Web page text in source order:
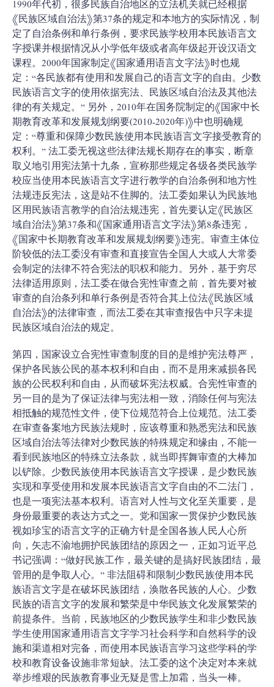
1990年代初，很多民族自治地区的立法机关就已经根据
《民族区域自治法》第37条的规定和本地方的实际情况，制
定了自治条例和单行条例，要求民族学校用本民族语言文
字授课并根据情况从小学低年级或者高年级起开设汉语文
课程。2000年国家制定《国家通用语言文字法》时也规
定：“各民族都有使用和发展自己的语言文字的自由。少数
民族语言文字的使用依据宪法、民族区域自治法及其他法
律的有关规定。” 另外，2010年在国务院制定的《国家中长
期教育改革和发展规划纲要(2010-2020年)》中也明确规
定：“尊重和保障少数民族使用本民族语言文字接受教育的
权利。” 法工委无视这些法律法规长期存在的事实，断章
取义地引用宪法第十九条，宣称那些规定各级各类民族学
校应当使用本民族语言文字进行教学的自治条例和地方性
法规违反宪法，这是站不住脚的。法工委如果认为民族地
区用民族语言教学的自治法规违宪，首先要认定《民族区
域自治法》第37条和《国家通用语言文字法》第8条违宪，
《国家中长期教育改革和发展规划纲要》违宪。审查主体位
阶较低的法工委没有审查和直接宣告全国人大或人大常委
会制定的法律不符合宪法的职权和能力。另外，基于穷尽
法律适用原则，法工委在做合宪性审查之前，首先要对被
审查的自治条列和单行条例是否符合其上位法《民族区域
自治法》的法律审查，而法工委在其审查报告中只字未提
民族区域自治法的规定。
第四，国家设立合宪性审查制度的目的是维护宪法尊严，
保护各民族公民的基本权利和自由，而不是用来减损各民
族的公民权利和自由，从而破坏宪法权威。合宪性审查的
另一目的是为了保证法律与宪法相一致，消除任何与宪法
相抵触的规范性文件，使下位规范符合上位规范。法工委
在审查备案地方民族法规时，应该尊重和熟悉宪法和民族
区域自治法等法律对少数民族的特殊规定和缘由，不能一
看到民族地区的特殊立法条款，就当即挥舞审查的大棒加
以铲除。少数民族使用本民族语言文字授课，是少数民族
实现和享受使用和发展本民族语言文字自由的不二法门，
也是一项宪法基本权利。语言对人性与文化至关重要，是
身份最重要的表达方式之一。党和国家一贯保护少数民族
视如珍宝的语言文字的正确方针是全国各族人民人心所
向，矢志不渝地拥护民族团结的原因之一，正如习近平总
书记强调：“做好民族工作，最关键的是搞好民族团结，最
管用的是争取人心。” 非法阻碍和限制少数民族使用本民
族语言文字是在破坏民族团结，涣散各民族的人心。少数
民族的语言文字的发展和繁荣是中华民族文化发展繁荣的
前提条件。当前，民族地区的少数民族学生和非少数民族
学生使用国家通用语言文字学习社会科学和自然科学的设
施和渠道相对完备，而使用本民族语言学习这些学科的学
校和教育设备设施非常短缺。法工委的这个决定对本来就
举步维艰的民族教育事业无疑是雪上加霜，当头一棒。